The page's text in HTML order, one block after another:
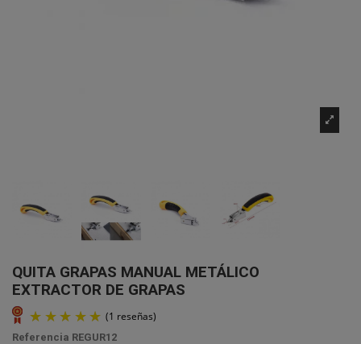
QUITA GRAPAS MANUAL METÁLICO
EXTRACTOR DE GRAPAS
Referencia REGUR12